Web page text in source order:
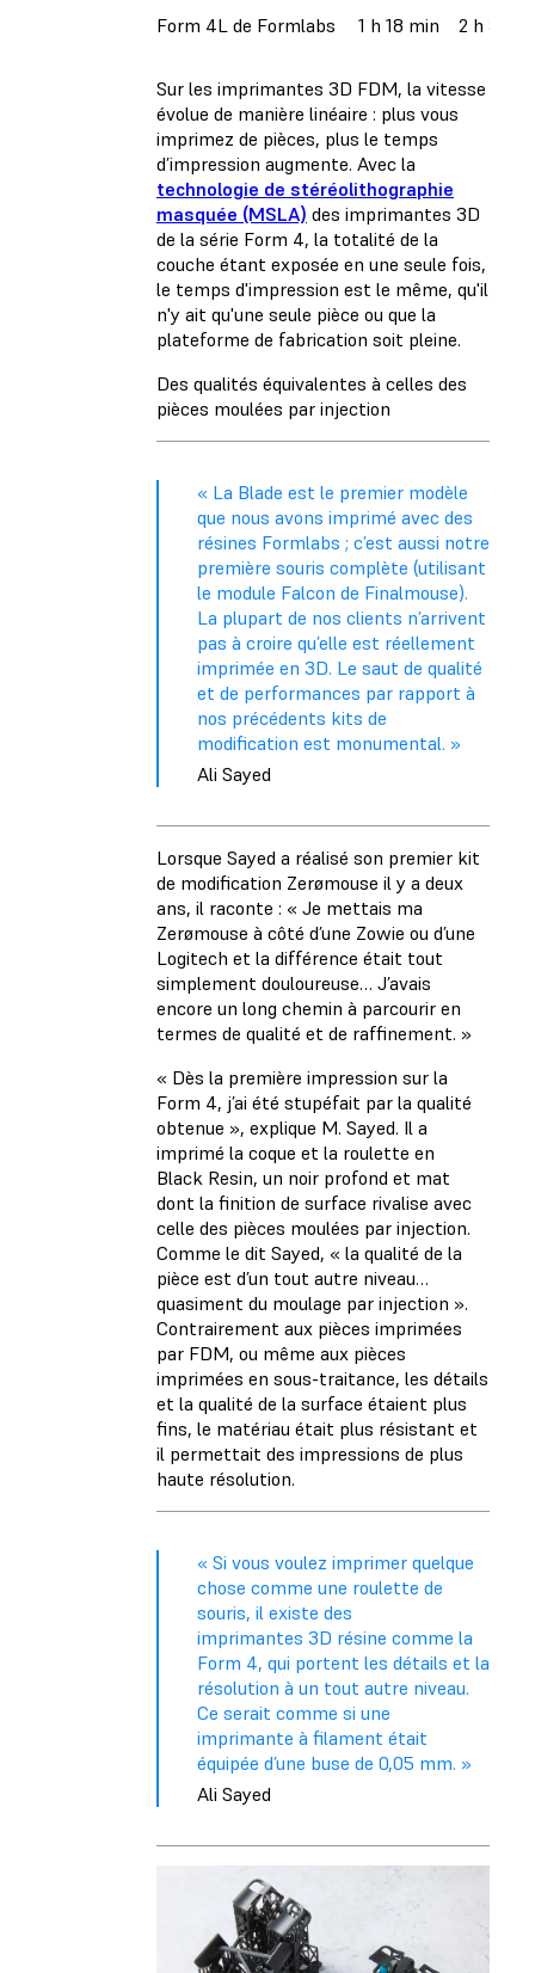
Form 4L de Formlabs 1 h 18 min 2 h 30
Sur les imprimantes 3D FDM, la vitesse
évolue de manière linéaire : plus vous
imprimez de pièces, plus le temps
d’impression augmente. Avec la
technologie de stéréolithographie
masquée (MSLA) des imprimantes 3D
de la série Form 4, la totalité de la
couche étant exposée en une seule fois,
le temps d'impression est le même, qu'il
n'y ait qu'une seule pièce ou que la
plateforme de fabrication soit pleine.
Des qualités équivalentes à celles des
pièces moulées par injection
« La Blade est le premier modèle
que nous avons imprimé avec des
résines Formlabs ; c’est aussi notre
première souris complète (utilisant
le module Falcon de Finalmouse).
La plupart de nos clients n’arrivent
pas à croire qu’elle est réellement
imprimée en 3D. Le saut de qualité
et de performances par rapport à
nos précédents kits de
modification est monumental. »
Ali Sayed
Lorsque Sayed a réalisé son premier kit
de modification Zerømouse il y a deux
ans, il raconte : « Je mettais ma
Zerømouse à côté d’une Zowie ou d’une
Logitech et la différence était tout
simplement douloureuse… J’avais
encore un long chemin à parcourir en
termes de qualité et de raffinement. »
« Dès la première impression sur la
Form 4, j’ai été stupéfait par la qualité
obtenue », explique M. Sayed. Il a
imprimé la coque et la roulette en
Black Resin, un noir profond et mat
dont la finition de surface rivalise avec
celle des pièces moulées par injection.
Comme le dit Sayed, « la qualité de la
pièce est d’un tout autre niveau…
quasiment du moulage par injection ».
Contrairement aux pièces imprimées
par FDM, ou même aux pièces
imprimées en sous-traitance, les détails
et la qualité de la surface étaient plus
fins, le matériau était plus résistant et
il permettait des impressions de plus
haute résolution.
« Si vous voulez imprimer quelque
chose comme une roulette de
souris, il existe des
imprimantes 3D résine comme la
Form 4, qui portent les détails et la
résolution à un tout autre niveau.
Ce serait comme si une
imprimante à filament était
équipée d’une buse de 0,05 mm. »
Ali Sayed